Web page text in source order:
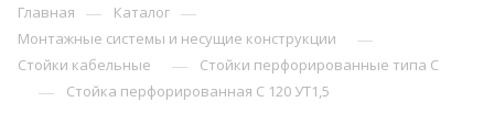
Главная — Каталог —
Монтажные системы и несущие конструкции —
Стойки кабельные — Стойки перфорированные типа С
— Стойка перфорированная С 120 УТ1,5